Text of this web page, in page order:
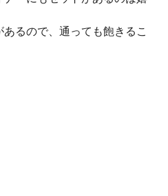
るので、通っても飽きるこ